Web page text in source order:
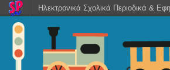
Ηλεκτρονικά Σχολικά Περιοδικά &